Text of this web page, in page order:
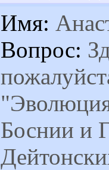
Имя:
Вопрос:
Боснии и